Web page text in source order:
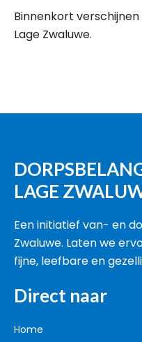
Binnenkort
Lage Zwaluwe.
LAGE
Een initiatief van- en
Zwaluwe. Laten we
fijne, leefbare en
Direct naar
Home